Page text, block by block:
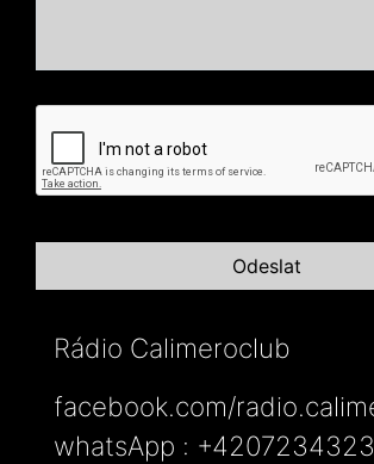
Rádio Calimeroclub
facebook.com/
whatsApp :